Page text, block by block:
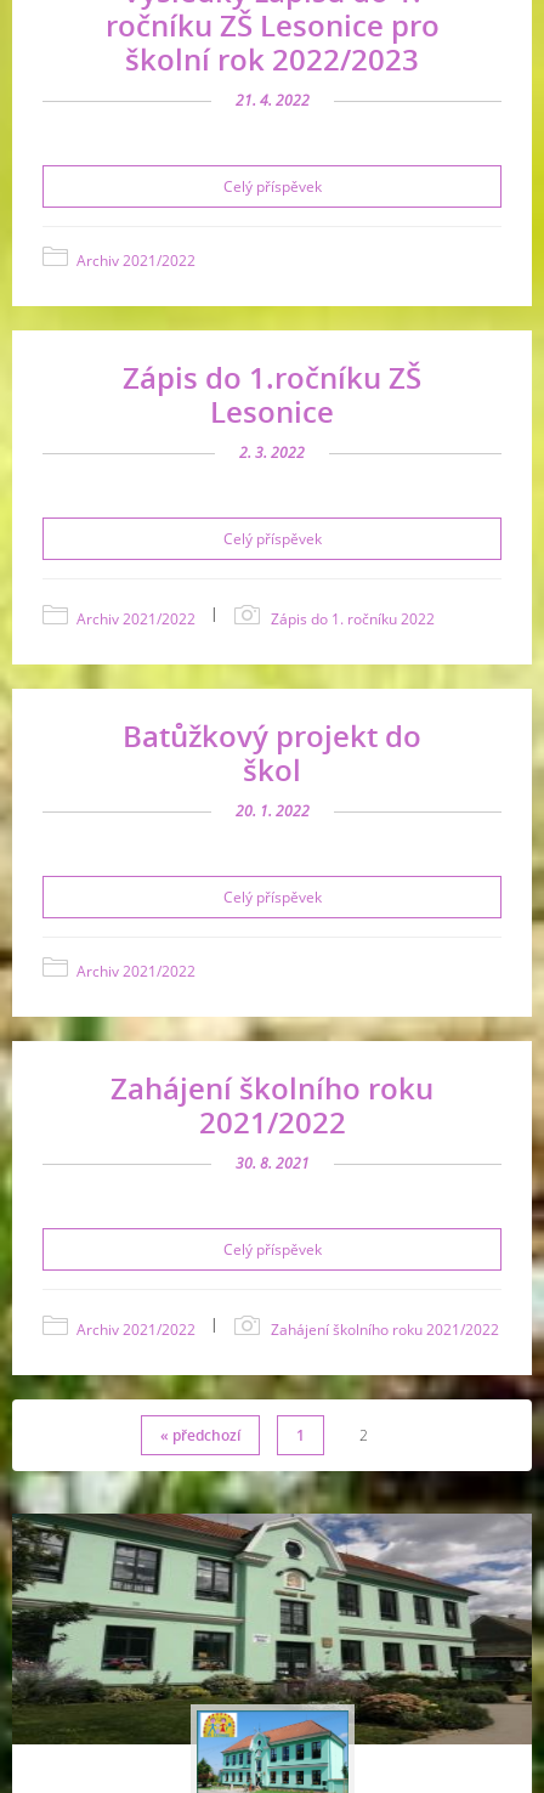
ročníku ZŠ Lesonice pro
školní rok 2022/2023
21. 4. 2022
Celý příspěvek
Archiv 2021/2022
Zápis do 1.ročníku ZŠ
Lesonice
2. 3. 2022
Celý příspěvek
Archiv 2021/2022 | Zápis do 1. ročníku 2022
Batůžkový projekt do
škol
20. 1. 2022
Celý příspěvek
Archiv 2021/2022
Zahájení školního roku
2021/2022
30. 8. 2021
Celý příspěvek
Archiv 2021/2022 | Zahájení školního roku 2021/2022
« předchozí 1 2